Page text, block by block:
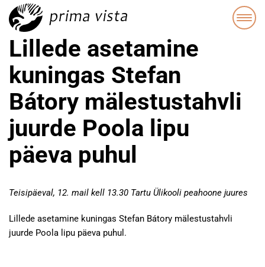
Lillede asetamine
kuningas Stefan
Bátory mälestustahvli
juurde Poola lipu
päeva puhul
Teisipäeval, 12. mail kell 13.30 Tartu Ülikooli peahoone juures
Lillede asetamine kuningas Stefan Bátory mälestustahvli
juurde Poola lipu päeva puhul.